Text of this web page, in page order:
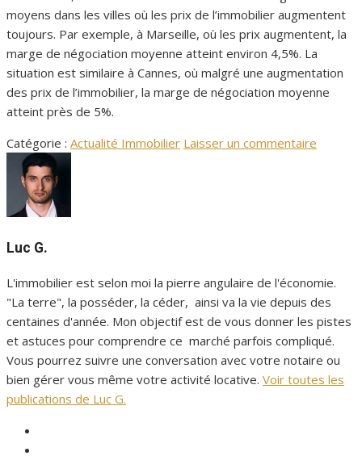
moyens dans les villes où les prix de l’immobilier augmentent
toujours. Par exemple, à Marseille, où les prix augmentent, la
marge de négociation moyenne atteint environ 4,5%. La
situation est similaire à Cannes, où malgré une augmentation
des prix de l’immobilier, la marge de négociation moyenne
atteint près de 5%.
Catégorie : Actualité Immobilier Laisser un commentaire
Luc G.
L'immobilier est selon moi la pierre angulaire de l'économie.
"La terre", la posséder, la céder, ainsi va la vie depuis des
centaines d'année. Mon objectif est de vous donner les pistes
et astuces pour comprendre ce marché parfois compliqué.
Vous pourrez suivre une conversation avec votre notaire ou
bien gérer vous même votre activité locative. Voir toutes les
publications de Luc G.